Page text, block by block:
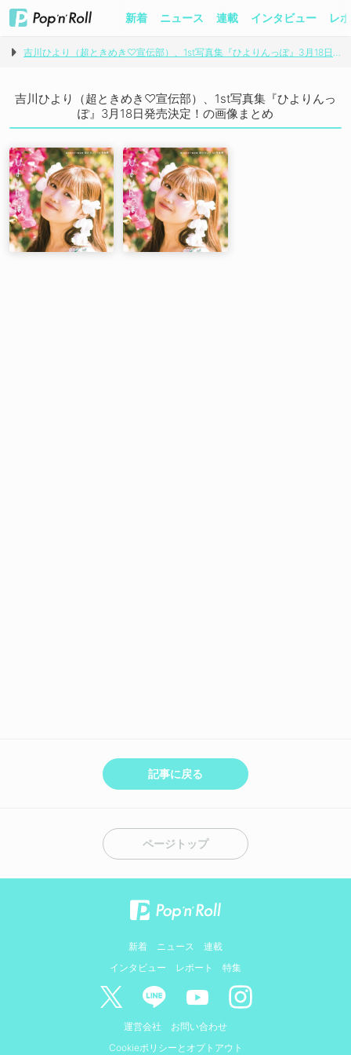
新着 ニュース 連載 インタビュー レ
吉川ひより（超ときめき♡宣伝部）、1st写真集『ひよりんっぽ』3月18日発売決定！
吉川ひより（超ときめき♡宣伝部）、1st写真集『ひよりんっ
ぽ』3月18日発売決定！の画像まとめ
記事に戻る
ページトップ
新着 ニュース
連載
インタビュー
レポート 特集
運営会社
お問い合わせ
Cookieポリシーとオプトアウト